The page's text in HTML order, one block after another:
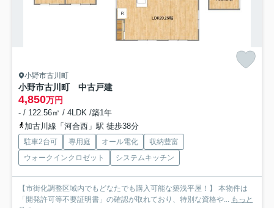
小野市古川町
小野市古川町 中古戸建
4,850万円
- / 122.56㎡ / 4LDK /築1年
加古川線「河合西」駅 徒歩38分
駐車2台可 専用庭 オール電化
収納豊富
ウォークインクロゼット
システムキッチン
【市街化調整区域内でもどなたでも購入可能な築浅平屋！】 本物件は
「開発許可等不要証明書」の確認が取れており、特別な資格や... もっと